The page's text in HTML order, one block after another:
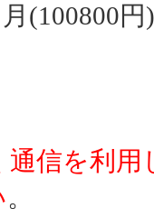
(100800
通信を利用
。